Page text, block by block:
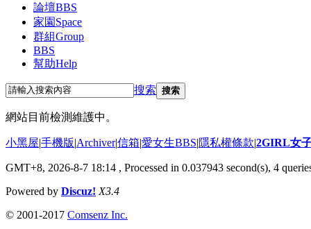
論壇BBS
家園 Space
群組Group
BBS
幫助Help
搜索 搜索
網站目前檢測維護中。
小黑屋|手機版|Archiver|信箱|愛女生BBS|隱私權條款|2GIRL女
GMT+8, 2026-8-7 18:14 , Processed in 0.037943 second(s), 4
Powered by Discuz! X3.4
© 2001-2017 Comsenz Inc.